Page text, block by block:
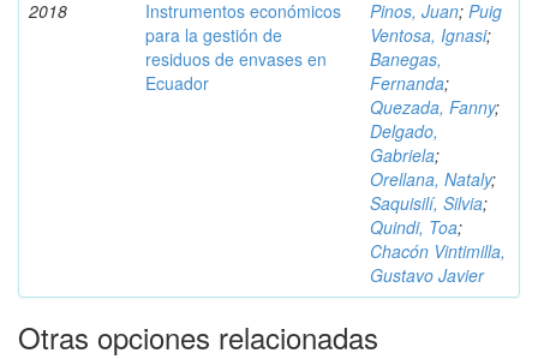
2018
Instrumentos económicos
para la gestión de
residuos de envases en
Ecuador
Pinos, Juan; Puig
Ventosa, Ignasi;
Banegas,
Fernanda;
Quezada, Fanny;
Delgado,
Gabriela;
Orellana, Nataly;
Saquisilí, Silvia;
Quindi, Toa;
Chacón Vintimilla,
Gustavo Javier
Otras opciones relacionadas